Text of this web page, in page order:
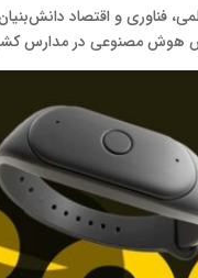
فناوری و اقتصاد
هوش مصنوعی در مدارس